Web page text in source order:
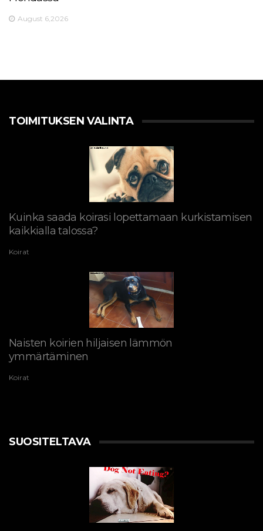
August 6,2026
TOIMITUKSEN VALINTA
Kuinka saada koirasi lopettamaan kurkistamisen
kaikkialla talossa?
Koirat
Naisten koirien hiljaisen lämmön
ymmärtäminen
Koirat
SUOSITELTAVA